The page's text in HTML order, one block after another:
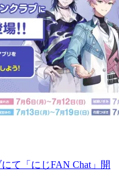
て「にじFAN Chat」開